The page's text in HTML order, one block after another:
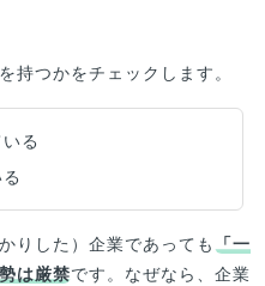
持つかをチェックします。
る
りした）企業であっても
「一
は厳禁です。なぜなら、企業